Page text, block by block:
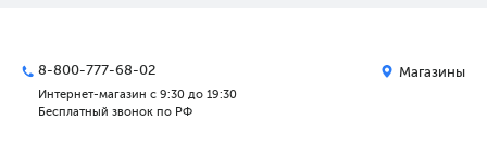
8-800-777-68-02
Интернет-магазин с 9:30 до 19:30
Бесплатный звонок по РФ
Магазины